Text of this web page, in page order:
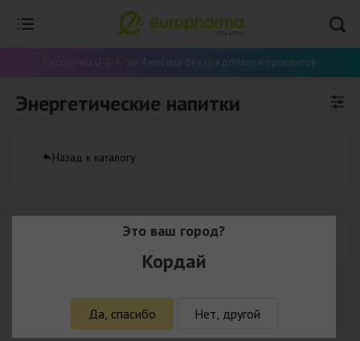
Рассрочка 0-0-4 - на 4 месяца без предоплат и процентов
Энергетические напитки
Назад к каталогу
В данной категорий нет товаров
Это ваш город?
Кордай
Да, спасибо Нет, другой